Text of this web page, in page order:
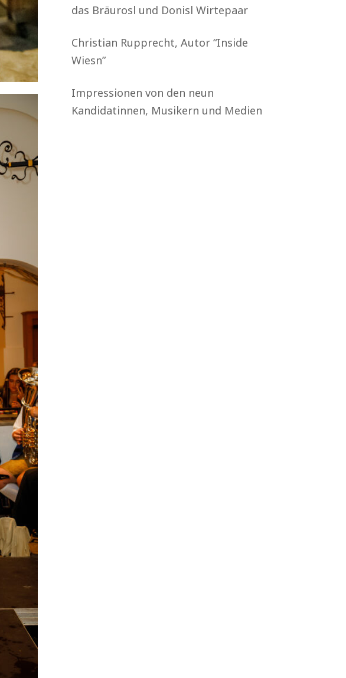
das Bräurosl und Donisl Wirtepaar
Christian Rupprecht, Autor “Inside
Wiesn”
Impressionen von den neun
Kandidatinnen, Musikern und Medien